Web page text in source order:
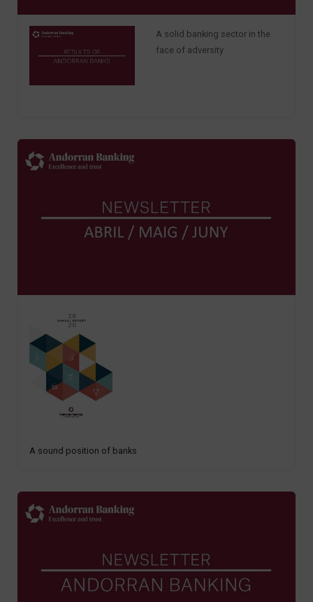
A solid banking sector in the
face of adversity
A sound position of banks